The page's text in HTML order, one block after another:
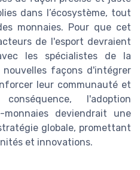
dans l’écosystème, tout
monnaies. Pour que cet
de l'esport devraient
les spécialistes de la
façons d'intégrer
leur communauté et
l'adoption
deviendrait une
globale, promettant
et innovations.